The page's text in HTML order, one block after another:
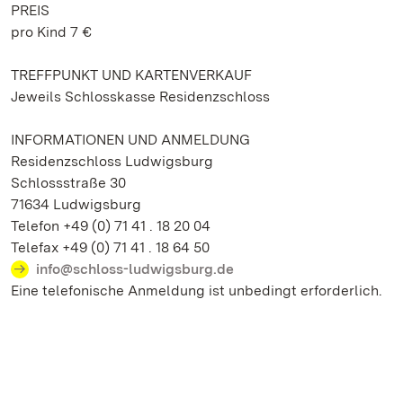
PREIS
pro Kind 7 €
TREFFPUNKT UND KARTENVERKAUF
Jeweils Schlosskasse Residenzschloss
INFORMATIONEN UND ANMELDUNG
Residenzschloss Ludwigsburg
Schlossstraße 30
71634 Ludwigsburg
Telefon +49 (0) 71 41 . 18 20 04
Telefax +49 (0) 71 41 . 18 64 50
info@schloss-ludwigsburg.de
Eine telefonische Anmeldung ist unbedingt erforderlich.